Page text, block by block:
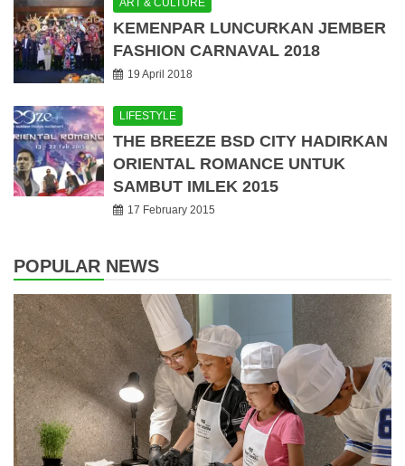
KEMENPAR LUNCURKAN JEMBER
FASHION CARNAVAL 2018
19 April 2018
LIFESTYLE
THE BREEZE BSD CITY HADIRKAN
ORIENTAL ROMANCE UNTUK
SAMBUT IMLEK 2015
17 February 2015
POPULAR NEWS